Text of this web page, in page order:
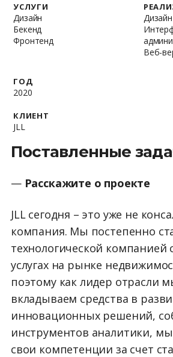
УСЛУГИ
Дизайн
Бекенд
Фронтенд
Дизайн
Веб-
ГОД
2020
КЛИЕНТ
JLL
Поставленные
— Расскажите о проекте
JLL сегодня – это уже не
компания. Мы постепенно
технологической компанией
услугах на рынке
поэтому как лидер отрасли
вкладываем средства в
инновационных решений,
инструментов аналитики,
свои компетенции за счет